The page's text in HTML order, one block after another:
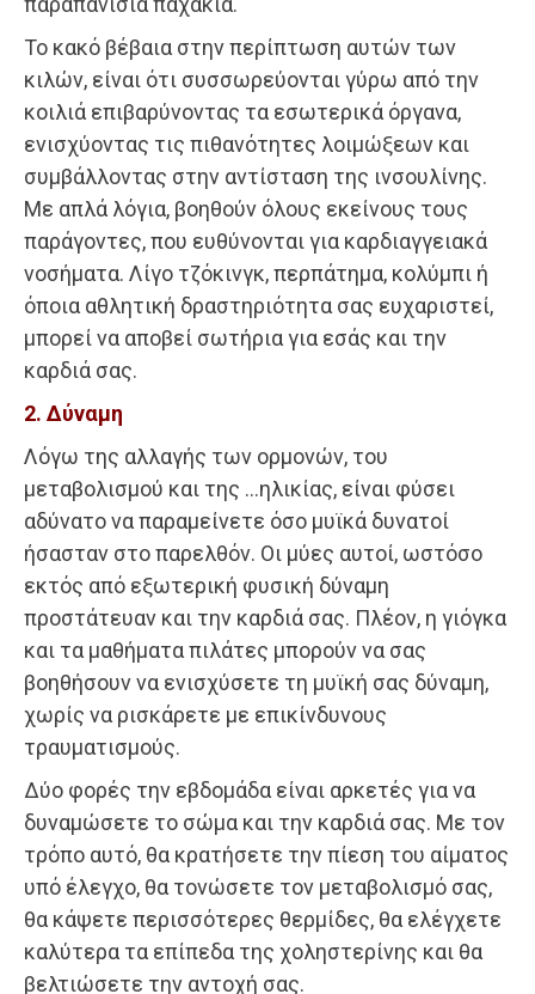
Το κακό βέβαια στην περίπτωση αυτών των
κιλών, είναι ότι συσσωρεύονται γύρω από την
κοιλιά επιβαρύνοντας τα εσωτερικά όργανα,
ενισχύοντας τις πιθανότητες λοιμώξεων και
συμβάλλοντας στην αντίσταση της ινσουλίνης.
Με απλά λόγια, βοηθούν όλους εκείνους τους
παράγοντες, που ευθύνονται για καρδιαγγειακά
νοσήματα. Λίγο τζόκινγκ, περπάτημα, κολύμπι ή
όποια αθλητική δραστηριότητα σας ευχαριστεί,
μπορεί να αποβεί σωτήρια για εσάς και την
καρδιά σας.
2. Δύναμη
Λόγω της αλλαγής των ορμονών, του
μεταβολισμού και της …ηλικίας, είναι φύσει
αδύνατο να παραμείνετε όσο μυϊκά δυνατοί
ήσασταν στο παρελθόν. Οι μύες αυτοί, ωστόσο
εκτός από εξωτερική φυσική δύναμη
προστάτευαν και την καρδιά σας. Πλέον, η γιόγκα
και τα μαθήματα πιλάτες μπορούν να σας
βοηθήσουν να ενισχύσετε τη μυϊκή σας δύναμη,
χωρίς να ρισκάρετε με επικίνδυνους
τραυματισμούς.
Δύο φορές την εβδομάδα είναι αρκετές για να
δυναμώσετε το σώμα και την καρδιά σας. Με τον
τρόπο αυτό, θα κρατήσετε την πίεση του αίματος
υπό έλεγχο, θα τονώσετε τον μεταβολισμό σας,
θα κάψετε περισσότερες θερμίδες, θα ελέγχετε
καλύτερα τα επίπεδα της χοληστερίνης και θα
βελτιώσετε την αντοχή σας.